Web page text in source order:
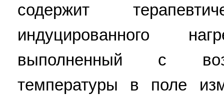
содержит
индуцированного
выполненный с
температуры в поле